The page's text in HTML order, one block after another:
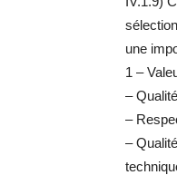
une
1 –
–
–
–